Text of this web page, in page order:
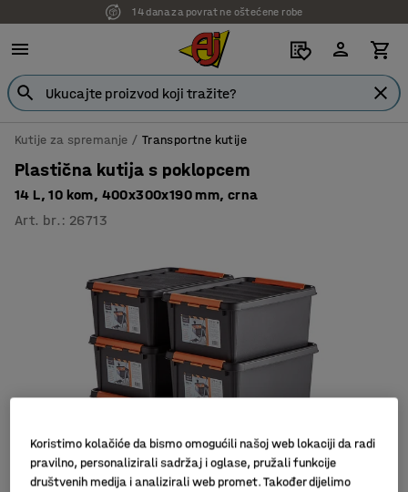
14 dana za povrat ne oštećene robe
Kutije za spremanje Transportne kutije
Plastična kutija s poklopcem
14 L, 10 kom, 400x300x190 mm, crna
Art. br. : 26713
Koristimo kolačiće da bismo omogućili našoj web lokaciji da radi
pravilno, personalizirali sadržaj i oglase, pružali funkcije
društvenih medija i analizirali web promet. Također dijelimo